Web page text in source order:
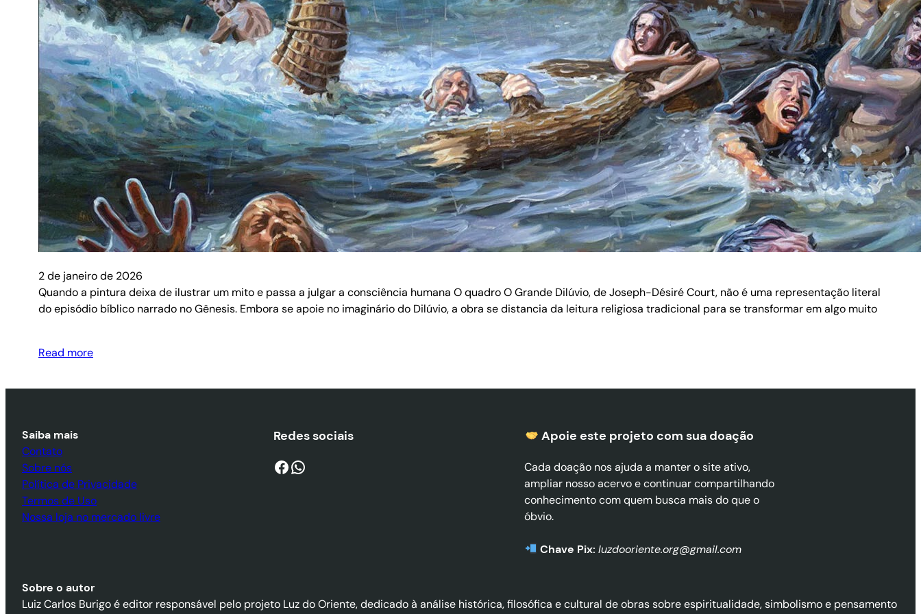
2 de janeiro de 2026
Quando a pintura deixa de ilustrar um mito e passa a julgar a consciência humana O quadro O Grande Dilúvio, de Joseph-Désiré Court, não é uma representação literal
do episódio bíblico narrado no Gênesis. Embora se apoie no imaginário do Dilúvio, a obra se distancia da leitura religiosa tradicional para se transformar em algo muito
Read more
Saiba mais
Contato
Sobre nós
Política de Privacidade
Termos de Uso
Nossa loja no mercado livre
Redes sociais
Facebook WhatsApp
Apoie este projeto com sua doação
Cada doação nos ajuda a manter o site ativo,
ampliar nosso acervo e continuar compartilhando
conhecimento com quem busca mais do que o
óbvio.
Chave Pix: luzdooriente.org@gmail.com
Sobre o autor
Luiz Carlos Burigo é editor responsável pelo projeto Luz do Oriente, dedicado à análise histórica, filosófica e cultural de obras sobre espiritualidade, simbolismo e pensamento